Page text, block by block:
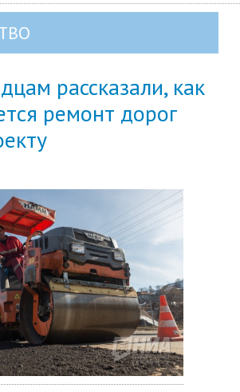
рассказали, как
ремонт дорог